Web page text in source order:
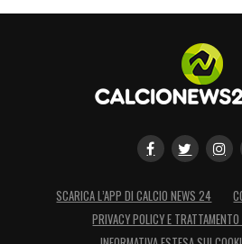
SCARICA L’APP DI CALCIO NEWS 24
PRIVACY POLICY E